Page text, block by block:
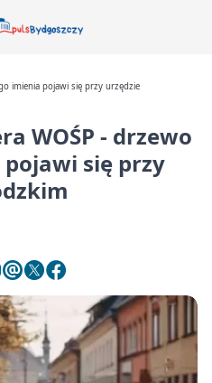
imienia pojawi się przy urzędzie
WOŚP - drzewo
się przy